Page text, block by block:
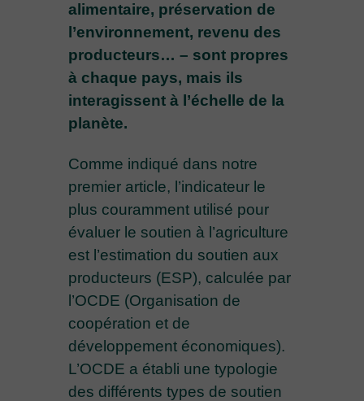
alimentaire, préservation de
l’environnement, revenu des
producteurs… – sont propres
à chaque pays, mais ils
interagissent à l’échelle de la
planète.
Comme indiqué dans notre
premier article, l’indicateur le
plus couramment utilisé pour
évaluer le soutien à l’agriculture
est l’estimation du soutien aux
producteurs (ESP), calculée par
l’OCDE (Organisation de
coopération et de
développement économiques).
L’OCDE a établi une typologie
des différents types de soutien